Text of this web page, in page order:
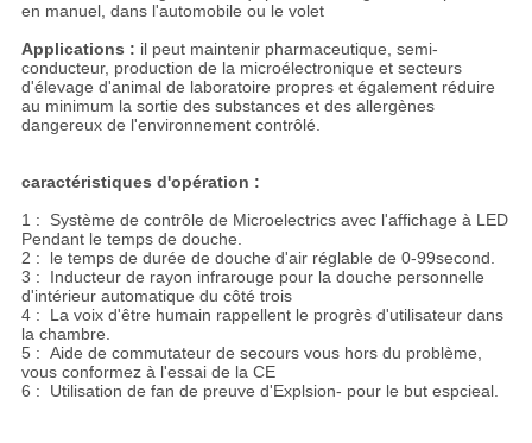
en manuel, dans l'automobile ou le volet
Applications : il peut maintenir pharmaceutique, semi-
conducteur, production de la microélectronique et secteurs
d'élevage d'animal de laboratoire propres et également réduire
au minimum la sortie des substances et des allergènes
dangereux de l'environnement contrôlé.
caractéristiques d'opération :
1 : Système de contrôle de Microelectrics avec l'affichage à LED
Pendant le temps de douche.
2 : le temps de durée de douche d'air réglable de 0-99second.
3 : Inducteur de rayon infrarouge pour la douche personnelle
d'intérieur automatique du côté trois
4 : La voix d'être humain rappellent le progrès d'utilisateur dans
la chambre.
5 : Aide de commutateur de secours vous hors du problème,
vous conformez à l'essai de la CE
6 : Utilisation de fan de preuve d'Explsion- pour le but espcieal.